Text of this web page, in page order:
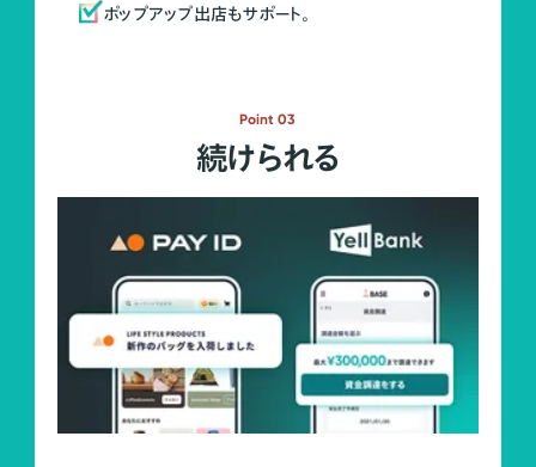
ポップアップ出店もサポート。
Point 03
続けられる